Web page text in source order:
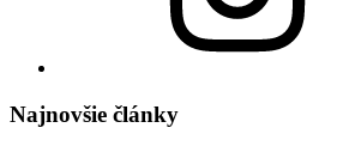
Najnovšie články